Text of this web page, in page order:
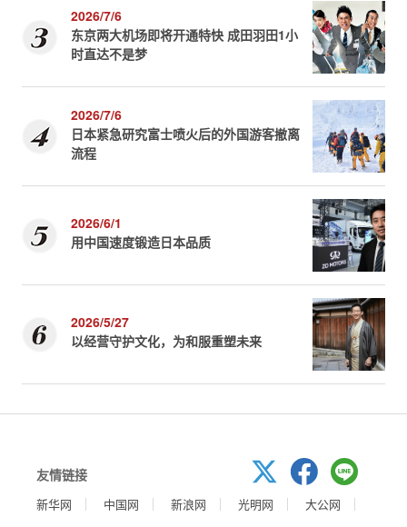
2026/7/6
东京两大机场即将开通特快 成田羽田1小
时直达不是梦
2026/7/6
日本紧急研究富士喷火后的外国游客撤离
流程
2026/6/1
用中国速度锻造日本品质
2026/5/27
以经营守护文化，为和服重塑未来
友情链接
新华网 中国网 新浪网 光明网
大公网